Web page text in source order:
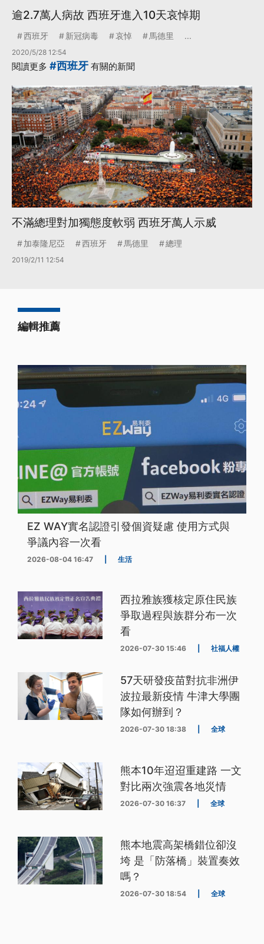
逾2.7萬人病故 西班牙進入10天哀悼期
西班牙 新冠病毒 哀悼 馬德里 ...
2020/5/28 12:54
閱讀更多 #西班牙 有關的新聞
不滿總理對加獨態度軟弱 西班牙萬人示威
加泰隆尼亞 西班牙 馬德里 總理
2019/2/11 12:54
編輯推薦
EZ WAY實名認證引發個資疑慮 使用方式與
爭議內容一次看
2026-08-04 16:47 生活
西拉雅族獲核定原住民族
爭取過程與族群分布一次
看
2026-07-30 15:46 社福人權
57天研發疫苗對抗非洲伊
波拉最新疫情 牛津大學團
隊如何辦到？
2026-07-30 18:38 全球
熊本10年迢迢重建路 一文
對比兩次強震各地災情
2026-07-30 16:37 全球
熊本地震高架橋錯位卻沒
垮 是「防落橋」裝置奏效
嗎？
2026-07-30 18:54 全球